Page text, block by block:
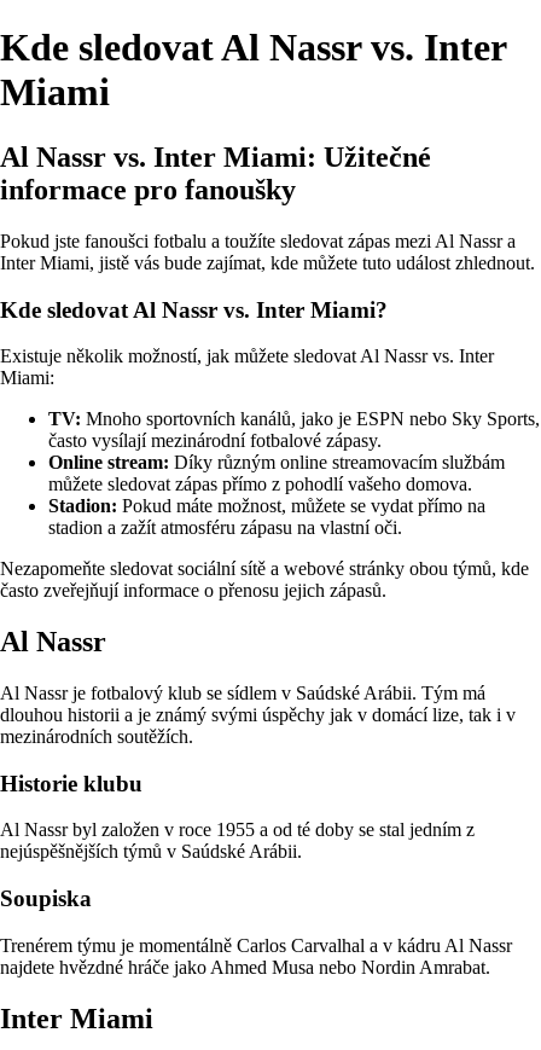
Kde sledovat Al Nassr vs. Inter
Miami
Al Nassr vs. Inter Miami: Užitečné
informace pro fanoušky
Pokud jste fanoušci fotbalu a toužíte sledovat zápas mezi Al Nassr a
Inter Miami, jistě vás bude zajímat, kde můžete tuto událost zhlednout.
Kde sledovat Al Nassr vs. Inter Miami?
Existuje několik možností, jak můžete sledovat Al Nassr vs. Inter
Miami:
TV: Mnoho sportovních kanálů, jako je ESPN nebo Sky Sports,
často vysílají mezinárodní fotbalové zápasy.
Online stream: Díky různým online streamovacím službám
můžete sledovat zápas přímo z pohodlí vašeho domova.
Stadion: Pokud máte možnost, můžete se vydat přímo na
stadion a zažít atmosféru zápasu na vlastní oči.
Nezapomeňte sledovat sociální sítě a webové stránky obou týmů, kde
často zveřejňují informace o přenosu jejich zápasů.
Al Nassr
Al Nassr je fotbalový klub se sídlem v Saúdské Arábii. Tým má
dlouhou historii a je známý svými úspěchy jak v domácí lize, tak i v
mezinárodních soutěžích.
Historie klubu
Al Nassr byl založen v roce 1955 a od té doby se stal jedním z
nejúspěšnějších týmů v Saúdské Arábii.
Soupiska
Trenérem týmu je momentálně Carlos Carvalhal a v kádru Al Nassr
najdete hvězdné hráče jako Ahmed Musa nebo Nordin Amrabat.
Inter Miami